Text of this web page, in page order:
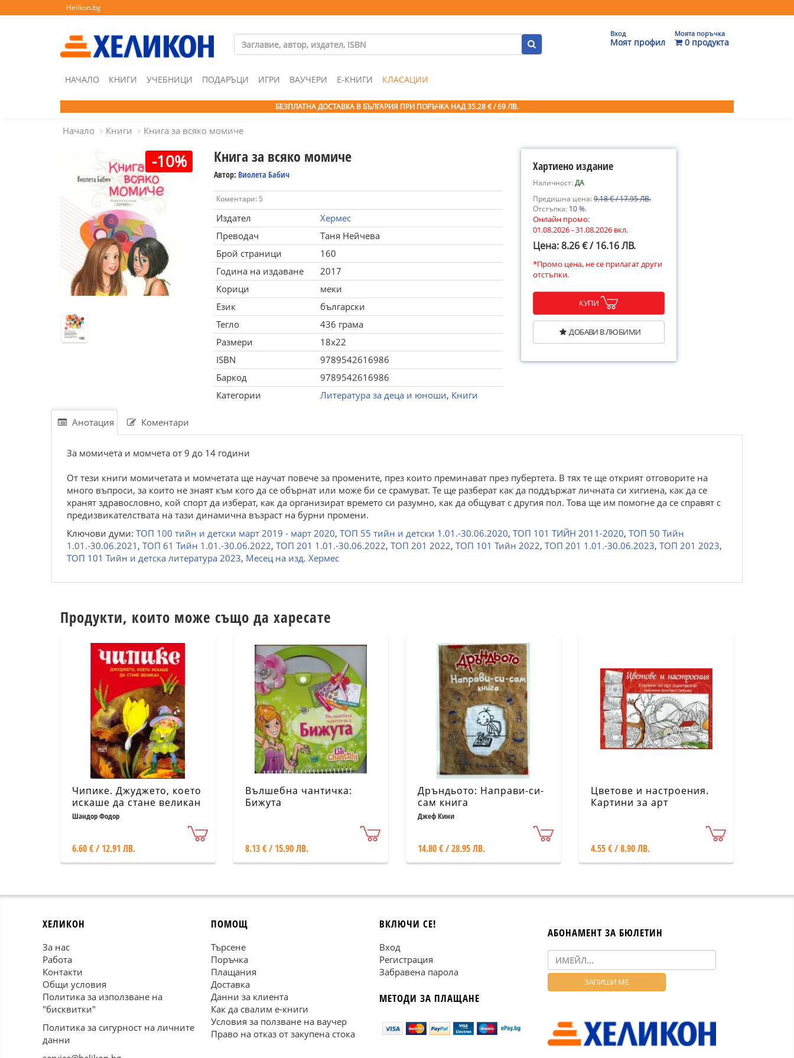
Helikon.bg
Вход
Моят профил
Моята поръчка
0 продукта
НАЧАЛО КНИГИ УЧЕБНИЦИ ПОДАРЪЦИ ИГРИ ВАУЧЕРИ Е-КНИГИ КЛАСАЦИИ
БЕЗПЛАТНА ДОСТАВКА В БЪЛГАРИЯ ПРИ ПОРЪЧКА НАД 35.28 € / 69 ЛВ.
Начало Книги Книга за всяко момиче
-10% Книга за всяко момиче
Автор: Виолета Бабич
Коментари: 5
Издател
Хермес
Преводач
Таня Нейчева
Брой страници
160
Година на издаване
2017
Корици
меки
Език
български
Тегло
436 грама
Размери
18x22
ISBN
9789542616986
Баркод
9789542616986
Категории
Литература за деца и юноши, Книги
Хартиено издание
Наличност:ДА
Предишна цена:9.18 € / 17.95 ЛВ.
Отстъпка: 10 %.
Онлайн промо:
01.08.2026 - 31.08.2026 вкл.
Цена: 8.26 € / 16.16 ЛВ.
*Промо цена, не се прилагат други
отстъпки.
КУПИ
ДОБАВИ В ЛЮБИМИ
Анотация Коментари
За момичета и момчета от 9 до 14 години
От тези книги момичетата и момчетата ще научат повече за промените, през които преминават през пубертета. В тях те ще открият отговорите на
много въпроси, за които не знаят към кого да се обърнат или може би се срамуват. Те ще разберат как да поддържат личната си хигиена, как да се
хранят здравословно, кой спорт да изберат, как да организират времето си разумно, как да общуват с другия пол. Това ще им помогне да се справят с
предизвикателствата на тази динамична възраст на бурни промени.
Ключови думи: ТОП 100 тийн и детски март 2019 - март 2020, ТОП 55 тийн и детски 1.01.-30.06.2020, ТОП 101 ТИЙН 2011-2020, ТОП 50 Тийн
1.01.-30.06.2021 , ТОП 61 Тийн 1.01.-30.06.2022, ТОП 201 1.01.-30.06.2022, ТОП 201 2022, ТОП 101 Тийн 2022, ТОП 201 1.01.-30.06.2023, ТОП 201 2023,
ТОП 101 Тийн и детска литература 2023, Месец на изд. Хермес
Продукти, които може също да харесате
Чипике. Джуджето, което
искаше да стане великан
Шандор Фодор
6.60 € / 12.91 ЛВ.
Вълшебна чантичка:
Бижута
8.13 € / 15.90 ЛВ.
Дръндьото: Направи-си-
сам книга
Джеф Кини
14.80 € / 28.95 ЛВ.
Цветове и настроения.
Картини за арт
4.55 € / 8.90 ЛВ.
ХЕЛИКОН
За нас
Работа
Контакти
Общи условия
Политика за използване на
"бисквитки"
Политика за сигурност на личните
данни
ПОМОЩ
Търсене
Поръчка
Плащания
Доставка
Данни за клиента
Как да свалим е-книги
Условия за ползване на ваучер
Право на отказ от закупена стока
ВКЛЮЧИ СЕ!
Вход
Регистрация
Забравена парола
МЕТОДИ ЗА ПЛАЩАНЕ
АБОНАМЕНТ ЗА БЮЛЕТИН